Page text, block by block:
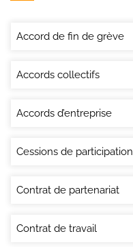
Accord de fin de grève
Accords collectifs
Accords d’entreprise
Cessions de participation
Contrat de partenariat
Contrat de travail